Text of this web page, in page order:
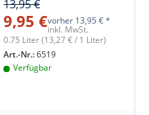
13,95 €
9,95 €vorher 13,95 € *
inkl. MwSt.
0.75 Liter(13,27 € / 1 Liter)
Art.-Nr.:6519
Verfügbar